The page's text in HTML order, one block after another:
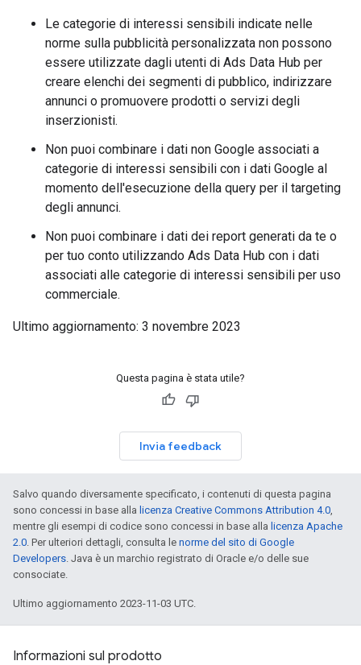
Le categorie di interessi sensibili indicate nelle
norme sulla pubblicità personalizzata non possono
essere utilizzate dagli utenti di Ads Data Hub per
creare elenchi dei segmenti di pubblico, indirizzare
annunci o promuovere prodotti o servizi degli
inserzionisti.
Non puoi combinare i dati non Google associati a
categorie di interessi sensibili con i dati Google al
momento dell'esecuzione della query per il targeting
degli annunci.
Non puoi combinare i dati dei report generati da te o
per tuo conto utilizzando Ads Data Hub con i dati
associati alle categorie di interessi sensibili per uso
commerciale.
Ultimo aggiornamento: 3 novembre 2023
Questa pagina è stata utile?
Invia feedback
Salvo quando diversamente specificato, i contenuti di questa pagina
sono concessi in base alla licenza Creative Commons Attribution 4.0,
mentre gli esempi di codice sono concessi in base alla licenza Apache
2.0. Per ulteriori dettagli, consulta le norme del sito di Google
Developers. Java è un marchio registrato di Oracle e/o delle sue
consociate.
Ultimo aggiornamento 2023-11-03 UTC.
Informazioni sul prodotto